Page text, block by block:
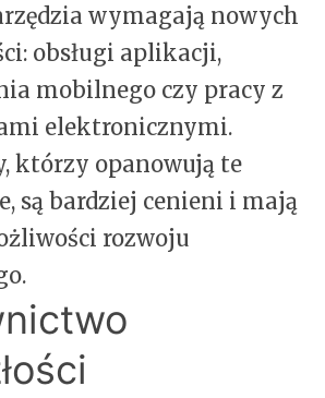
wymagają nowych
obsługi aplikacji,
mobilnego czy pracy z
elektronicznymi.
którzy opanowują te
są bardziej cenieni i mają
rozwoju